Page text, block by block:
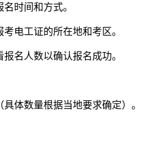
时间和方式。
电工证的所在地和考区。
名人数以确认报名成功。
体数量根据当地要求确定）。